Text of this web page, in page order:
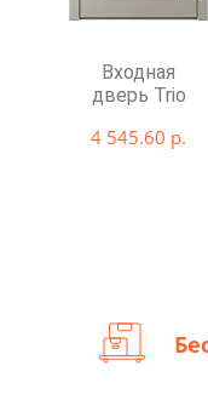
Входная
дверь Trio
4 545.60 р.